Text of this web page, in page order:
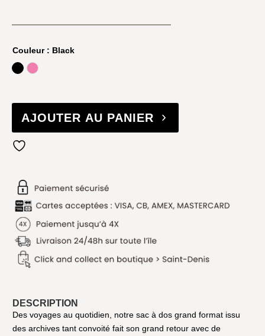
Couleur: Black
BlackBow pink
AJOUTER AU PANIER
DESCRIPTION
Des voyages au quotidien, notre sac à dos grand format issu
des archives tant convoité fait son grand retour avec de